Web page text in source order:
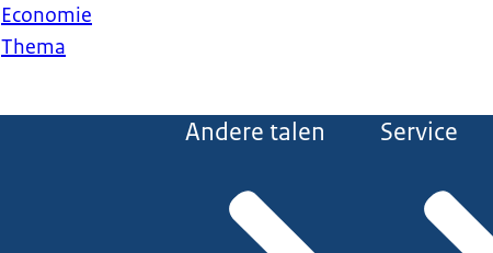
Economie
Thema
Andere talen Service